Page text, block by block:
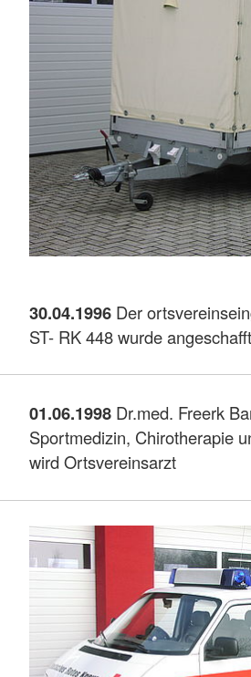
30.04.1996 Der
ST- RK 448 wurde angeschafft
01.06.1998 Dr.med. Freerk
Sportmedizin, Chirotherapie
wird Ortsvereinsarzt